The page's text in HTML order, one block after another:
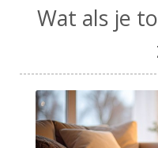
Wat als je